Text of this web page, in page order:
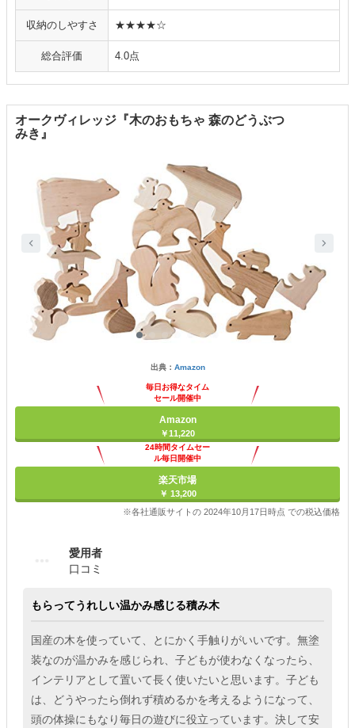
収納のしやすさ ★★★★☆
総合評価 4.0点
オークヴィレッジ『木のおもちゃ 森のどうぶつ
みき』
出典： Amazon
毎日お得なタイム
セール開催中
Amazon
￥11,220
24時間タイムセー
ル毎日開催中
楽天市場
￥ 13,200
※各社通販サイトの 2024年10月17日時点 での税込価格
愛用者
口コミ
もらってうれしい温かみ感じる積み木
国産の木を使っていて、とにかく手触りがいいです。無塗
装なのが温かみを感じられ、子どもが使わなくなったら、
インテリアとして置いて長く使いたいと思います。子ども
は、どうやったら倒れず積めるかを考えるようになって、
頭の体操にもなり毎日の遊びに役立っています。決して安